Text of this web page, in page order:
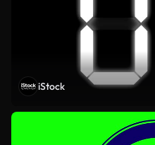
iStock